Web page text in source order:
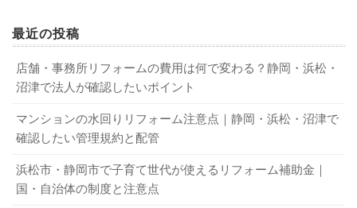
最近の投稿
店舗・事務所リフォームの費用は何で変わる？静岡・浜松・
沼津で法人が確認したいポイント
マンションの水回りリフォーム注意点｜静岡・浜松・沼津で
確認したい管理規約と配管
浜松市・静岡市で子育て世代が使えるリフォーム補助金｜
国・自治体の制度と注意点